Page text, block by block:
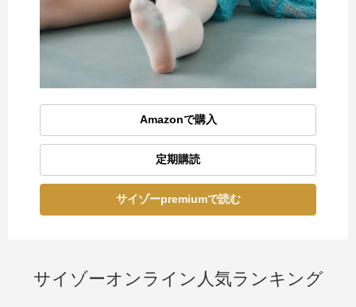
Amazonで購入
定期購読
サイゾーpremiumで読む
サイゾーオンライン人気ランキング